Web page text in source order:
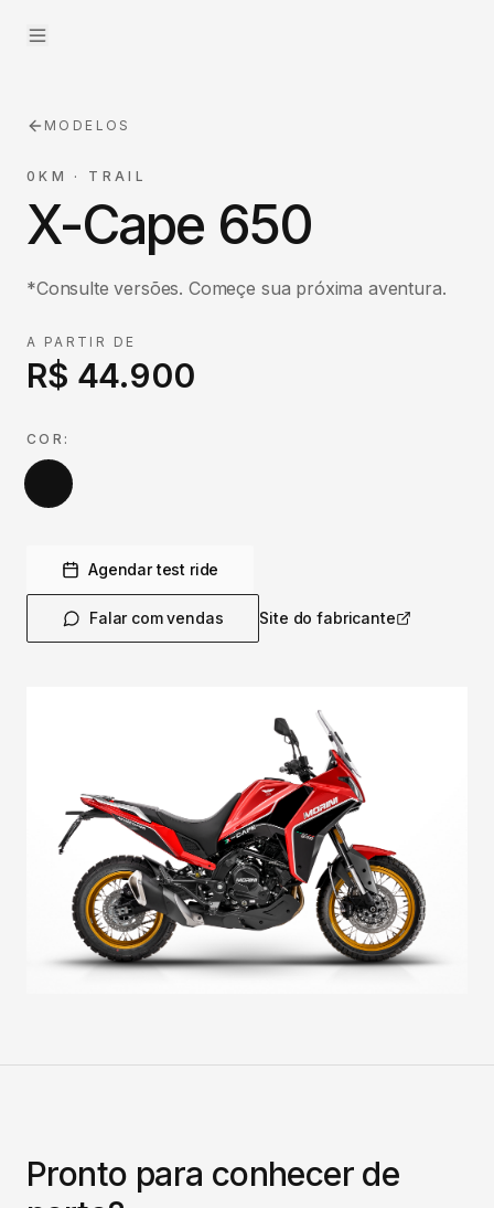
MODELOS
0KM · TRAIL
X-Cape 650
*Consulte versões. Começe sua próxima aventura.
A PARTIR DE
R$ 44.900
COR:
Agendar test ride
Falar com vendas Site do fabricante
Pronto para conhecer de